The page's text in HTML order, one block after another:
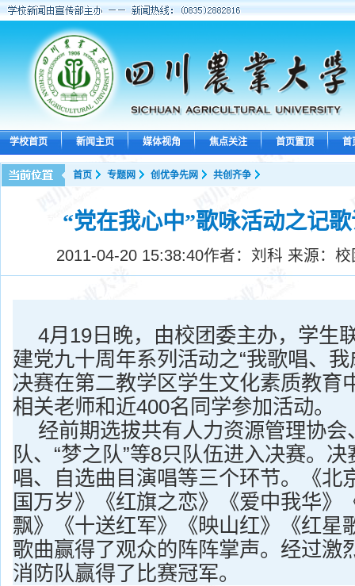
学校首页 新闻主页 媒体视角 焦点关注 首页置顶 首
首页 专题网 创优争先网 共创齐争
“党在我心中”歌咏活动之记
2011-04-20 15:38:40作者：刘科 来源：
4月 19 日 晚，由校团委主办，学生
建党九十周年系列活动之“我歌唱、
决赛在第二教学区学生文化素质教育
相关老师和近400名同学参加活动。
经前期选拔共有人力资源管理协会
队、“梦之队”等8只队伍进入决赛。
唱、自选曲目演唱等三个环节。《北
国万岁》《红旗之恋》《爱中我华》
飘》《十送红军》《映山红》《红星
歌曲赢得了观众的阵阵掌声。经过激
消防队赢得了比赛冠军。